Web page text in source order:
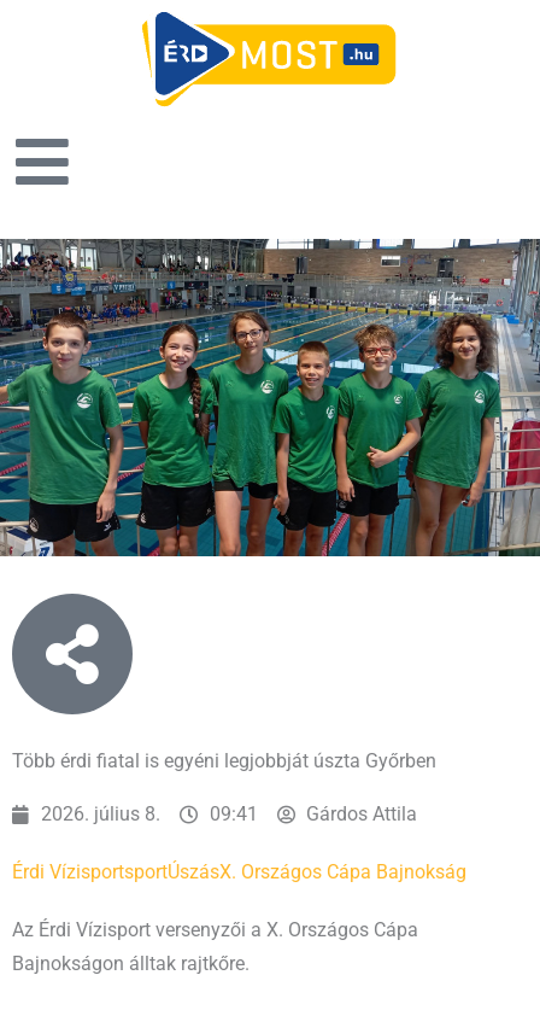
Több érdi fiatal is egyéni legjobbját úszta Győrben
2026. július 8. 09:41 Gárdos Attila
Érdi VízisportsportÚszásX. Országos Cápa Bajnokság
Az Érdi Vízisport versenyzői a X. Országos Cápa
Bajnokságon álltak rajtkőre.